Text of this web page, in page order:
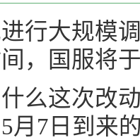
行大规模
，国服将
么这次改
7日到来